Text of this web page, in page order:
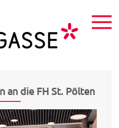
an die FH St. Pölten